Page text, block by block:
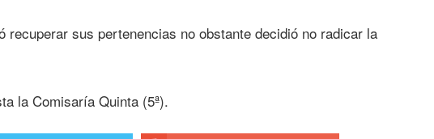
sus pertenencias no obstante decidió no radicar la
la Comisaría Quinta (5ª).